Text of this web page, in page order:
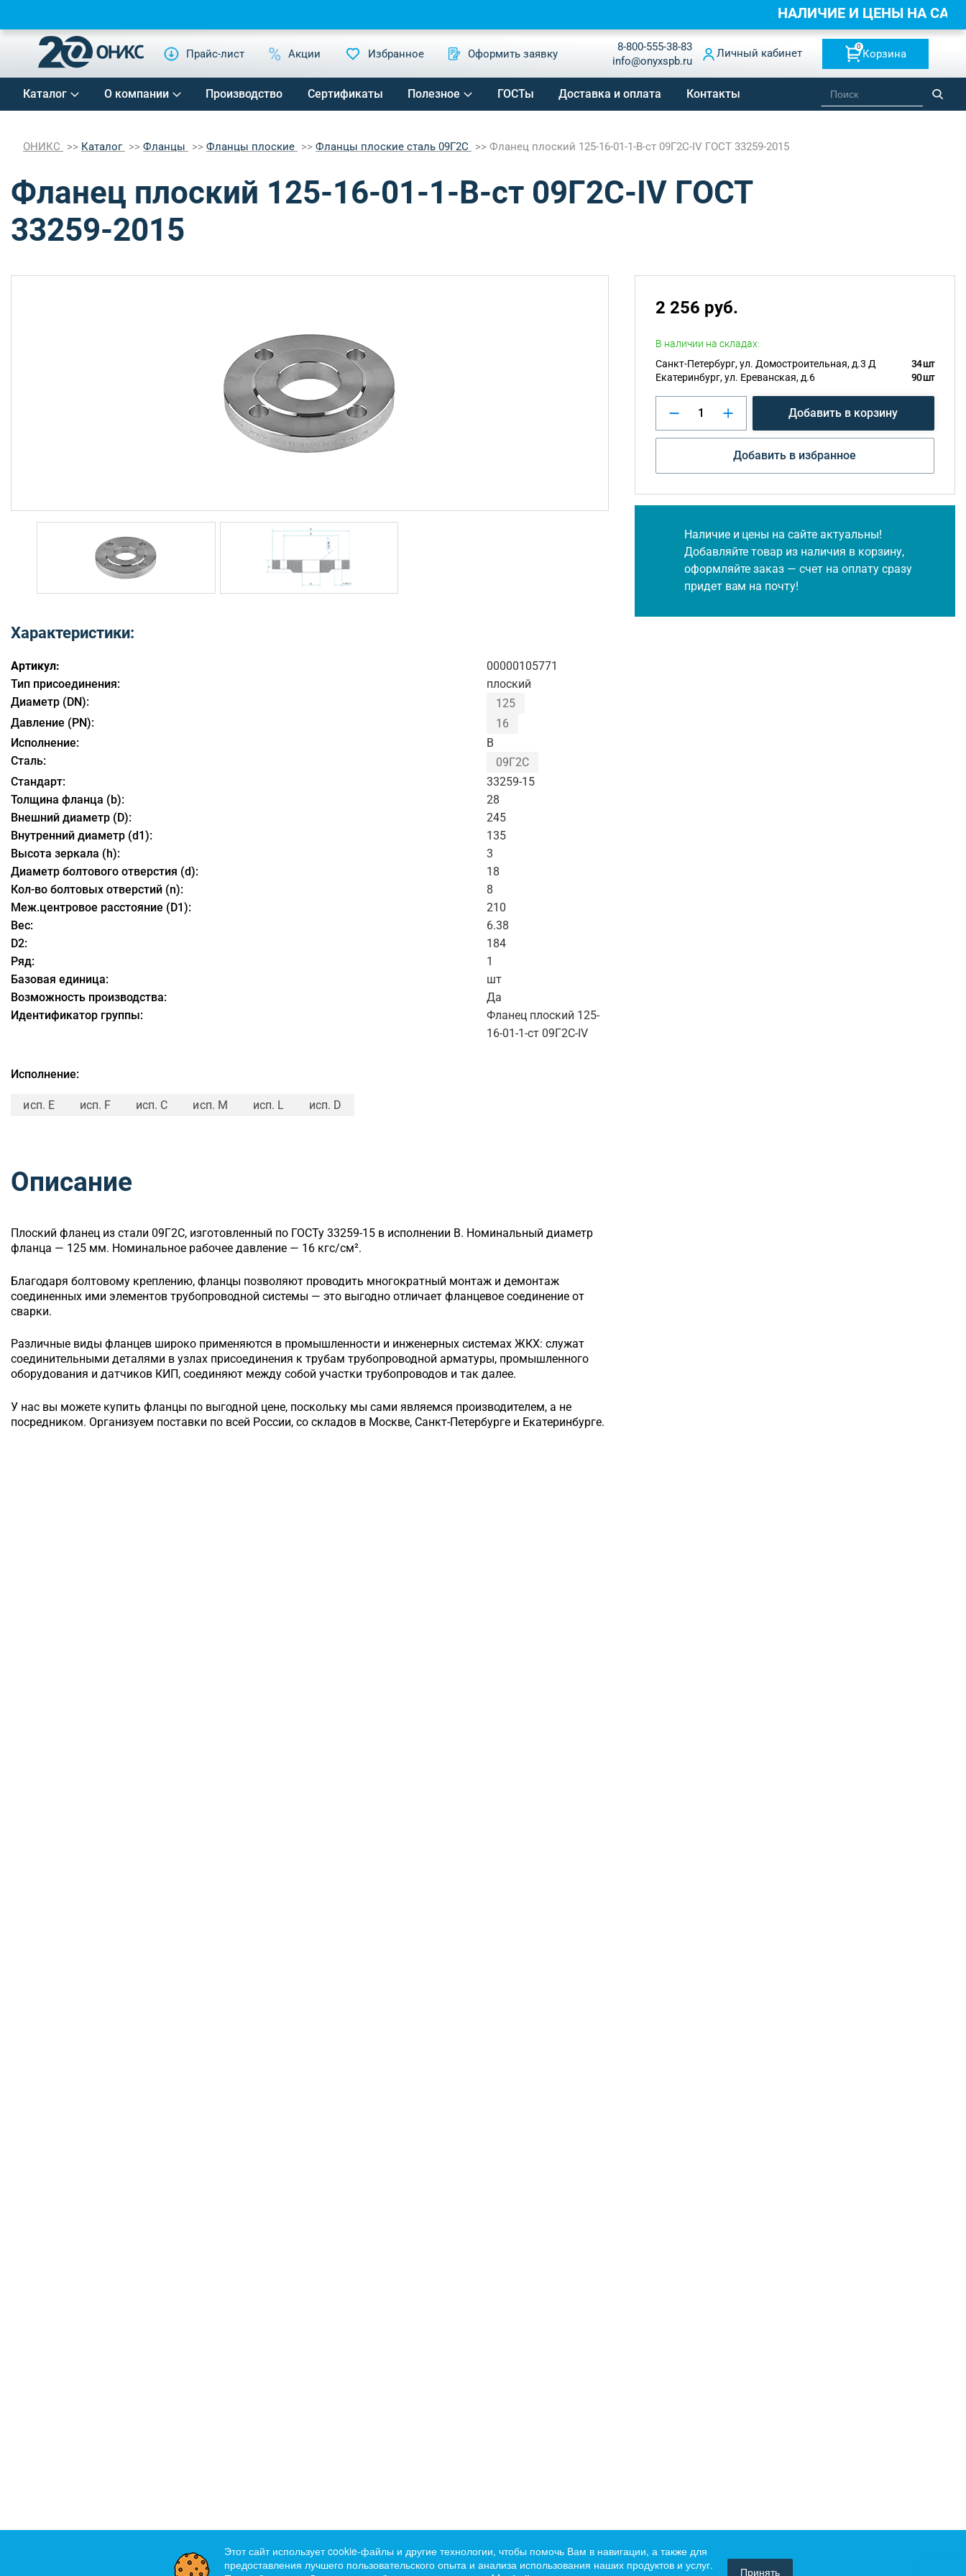
Прайс-лист Акции Избранное Оформить заявку
8-800-555-38-83
info@onyxspb.ru
Личный кабинет
0
Корзина
Каталог О компании Производство Сертификаты Полезное ГОСТы Доставка и оплата Контакты
ОНИКС Каталог Фланцы Фланцы плоские Фланцы плоские сталь 09Г2С Фланец плоский 125-16-01-1-B-ст 09Г2С-IV ГОСТ 33259-2015
Фланец плоский 125-16-01-1-B-ст 09Г2С-IV ГОСТ
33259-2015
Характеристики:
Артикул:
00000105771
Тип присоединения:
плоский
Диаметр (DN):
125
Давление (PN):
16
Исполнение:
B
Сталь:
09Г2С
Стандарт:
33259-15
Толщина фланца (b):
28
Внешний диаметр (D):
245
Внутренний диаметр (d1):
135
Высота зеркала (h):
3
Диаметр болтового отверстия (d):
18
Кол-во болтовых отверстий (n):
8
Меж.центровое расстояние (D1):
210
Вес:
6.38
D2:
184
Ряд:
1
Базовая единица:
шт
Возможность производства:
Да
Идентификатор группы:
Фланец плоский 125-
16-01-1-ст 09Г2С-IV
Исполнение:
исп. E исп. F исп. C исп. M исп. L исп. D
Описание
Плоский фланец из стали 09Г2С, изготовленный по ГОСТу 33259-15 в исполнении B. Номинальный диаметр
фланца — 125 мм. Номинальное рабочее давление — 16 кгс/см².
Благодаря болтовому креплению, фланцы позволяют проводить многократный монтаж и демонтаж
соединенных ими элементов трубопроводной системы — это выгодно отличает фланцевое соединение от
сварки.
Различные виды фланцев широко применяются в промышленности и инженерных системах ЖКХ: служат
соединительными деталями в узлах присоединения к трубам трубопроводной арматуры, промышленного
оборудования и датчиков КИП, соединяют между собой участки трубопроводов и так далее.
У нас вы можете купить фланцы по выгодной цене, поскольку мы сами являемся производителем, а не
посредником. Организуем поставки по всей России, со складов в Москве, Санкт-Петербурге и Екатеринбурге.
2 256 руб.
В наличии на складах:
Санкт-Петербург, ул. Домостроительная, д.3 Д
34 шт
Екатеринбург, ул. Ереванская, д.6
90 шт
Добавить в корзину
Добавить в избранное
Наличие и цены на сайте актуальны!
Добавляйте товар из наличия в корзину,
оформляйте заказ — счет на оплату сразу
придет вам на почту!
НАЛИЧИЕ И ЦЕНЫ НА
Этот сайт использует cookie-файлы и другие технологии, чтобы помочь Вам в навигации, а также для
предоставления лучшего пользовательского опыта и анализа использования наших продуктов и услуг.
Принять